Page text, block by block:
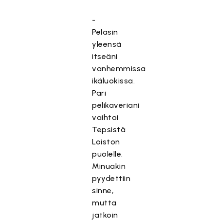
-
Pelasin
yleensä
itseäni
vanhemmissa
ikäluokissa.
Pari
pelikaveriani
vaihtoi
Tepsistä
Loiston
puolelle.
Minuakin
pyydettiin
sinne,
mutta
jatkoin